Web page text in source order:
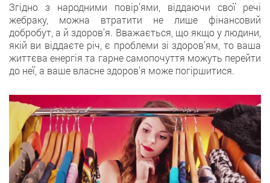
Згіднo з народними повір’ями, віддаючи свої речі
жебраку, можна втратити не лише фінансовий
добробут, а й здоров’я. Вважається, щo якщо у людини,
якій ви віддаєте річ, є проблеми зі здоров’ям, то ваша
життєва енергія та гарнe самопочуття можуть перейти
до неї, а ваше власне здоров’я може погіршитися.